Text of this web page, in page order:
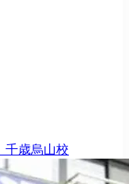
千歳烏山校